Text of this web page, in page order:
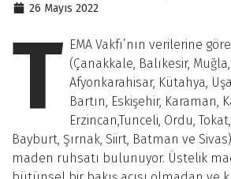
26 Mayıs 2022
T EMA Vakfı’nın verilerine
(Çanakkale, Balıkesir,
Afyonkarahisar, Kütahya,
Bartın, Eskişehir, Karaman,
Erzincan,Tunceli, Ordu,
Bayburt, Şırnak, Siirt, Batman ve
maden ruhsatı bulunuyor. Üstelik